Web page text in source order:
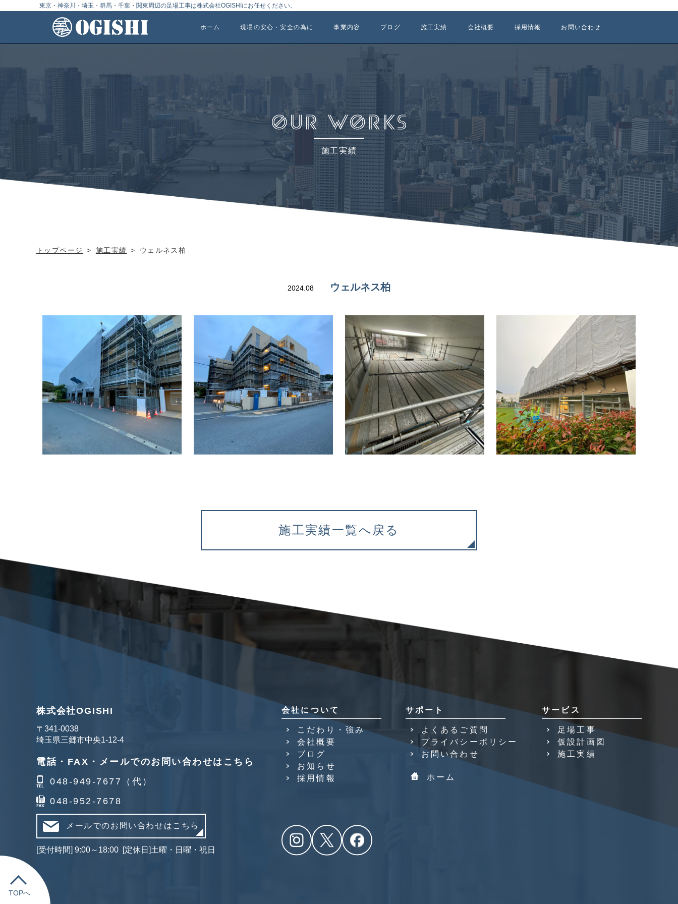
東京・神奈川・埼玉・群馬・千葉・関東周辺の足場工事は株式会社OGISHIにお任せください。
ホーム 現場の安心・安全の為に 事業内容 ブログ 施工実績 会社概要 採用情報 お問い合わせ
施工実績
トップページ 施工実績 ウェルネス柏
2024.08 ウェルネス柏
施工実績一覧へ戻る
TOPへ
株式会社OGISHI
〒341‐0038
埼玉県三郷市中央1-12-4
電話・FAX・メールでのお問い合わせはこちら
048-949-7677（代）
048-952-7678
メールでのお問い合わせはこちら
[受付時間] 9:00～18:00 [定休日]土曜・日曜・祝日
会社について
こだわり・強み
会社概要
ブログ
お知らせ
採用情報
サポート
よくあるご質問
プライバシーポリシー
お問い合わせ
ホーム
サービス
足場工事
仮設計画図
施工実績